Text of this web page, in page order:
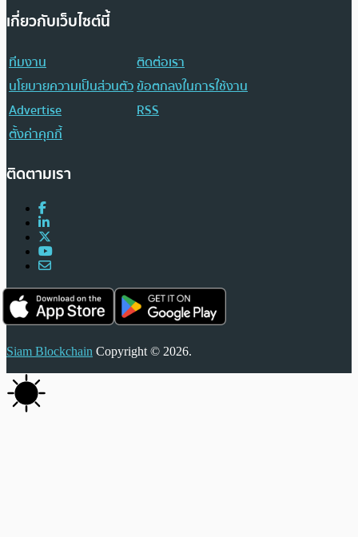
เกี่ยวกับเว็บไซต์นี้
ทีมงาน
ติดต่อเรา
นโยบายความเป็นส่วนตัวข้อตกลงในการใช้งาน
Advertise
RSS
ตั้งค่าคุกกี้
ติดตามเรา
Siam Blockchain Copyright © 2026.